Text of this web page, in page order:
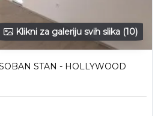
Klikni za galeriju svih slika (10)
STAN - HOLLYWOOD